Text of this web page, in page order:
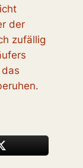
der
zufällig